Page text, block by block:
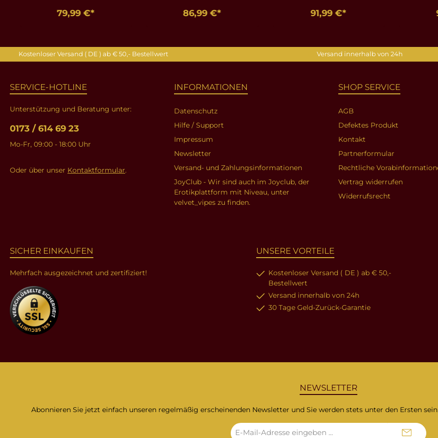
79,99 €* 86,99 €* 91,99 €*
Kostenloser Versand ( DE ) ab € 50,- Bestellwert Versand innerhalb von 24h
SERVICE-HOTLINE
Unterstützung und Beratung unter:
0173 / 614 69 23
Mo-Fr, 09:00 - 18:00 Uhr
Oder über unser Kontaktformular.
INFORMATIONEN
Datenschutz
Hilfe / Support
Impressum
Newsletter
Versand- und Zahlungsinformationen
JoyClub - Wir sind auch im Joyclub, der
Erotikplattform mit Niveau, unter
velvet_vipes zu finden.
SHOP SERVICE
AGB
Defektes Produkt
Kontakt
Partnerformular
Rechtliche
Vertrag widerrufen
Widerrufsrecht
SICHER EINKAUFEN
Mehrfach ausgezeichnet und zertifiziert!
UNSERE VORTEILE
Kostenloser Versand ( DE ) ab € 50,-
Bestellwert
Versand innerhalb von 24h
30 Tage Geld-Zurück-Garantie
NEWSLETTER
Abonnieren Sie jetzt einfach unseren regelmäßig erscheinenden Newsletter und Sie werden stets unter den Ersten
Mail-